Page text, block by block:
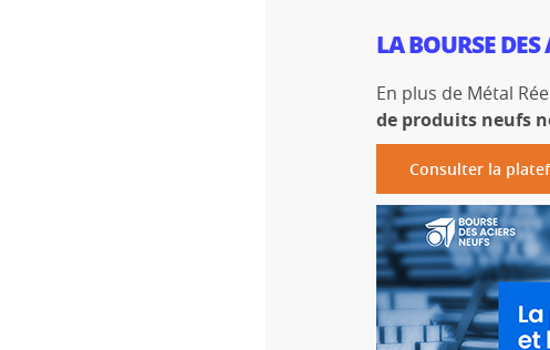
LA BOURSE DES
En plus de Métal
de produits neufs
Consulter la